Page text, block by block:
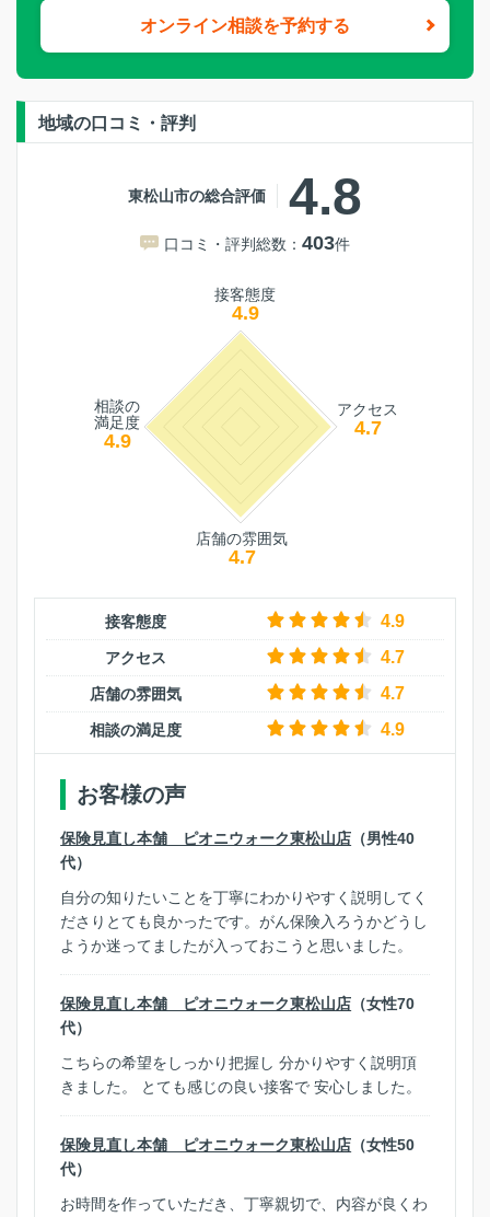
オンライン相談を予約する
地域の口コミ・評判
東松山市の総合評価 4.8
口コミ・評判総数：403件
接客態度
4.9
アクセス
4.7
店舗の雰囲気
4.7
相談の
満足度
4.9
接客態度 4.9
アクセス 4.7
店舗の雰囲気 4.7
相談の満足度 4.9
お客様の声
保険見直し本舗 ピオニウォーク東松山店 （男性40
代）
自分の知りたいことを丁寧にわかりやすく説明してく
ださりとても良かったです。がん保険入ろうかどうし
ようか迷ってましたが入っておこうと思いました。
保険見直し本舗 ピオニウォーク東松山店 （女性70
代）
こちらの希望をしっかり把握し 分かりやすく説明頂
きました。 とても感じの良い接客で 安心しました。
保険見直し本舗 ピオニウォーク東松山店 （女性50
代）
お時間を作っていただき、丁寧親切で、内容が良くわ